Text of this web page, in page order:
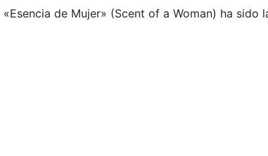
«Esencia de Mujer» (Scent of a Woman) ha sido